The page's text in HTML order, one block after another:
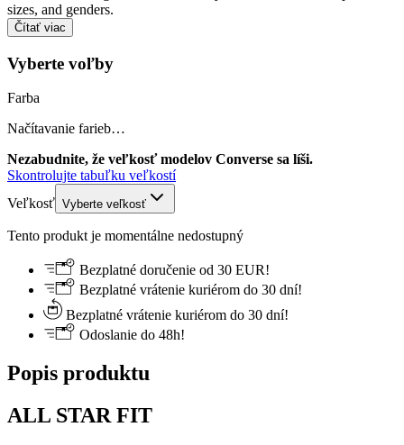
sizes, and genders.
Čítať viac
Vyberte voľby
Farba
Načítavanie farieb…
Nezabudnite, že veľkosť modelov Converse sa líši.
Skontrolujte tabuľku veľkostí
Veľkosť Vyberte veľkosť
Tento produkt je momentálne nedostupný
Bezplatné doručenie od 30 EUR!
Bezplatné vrátenie kuriérom do 30 dní!
Bezplatné vrátenie kuriérom do 30 dní!
Odoslanie do 48h!
Popis produktu
ALL STAR FIT